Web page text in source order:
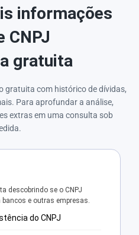
informações
CNPJ
gratuita
gratuita com histórico de dívidas,
Para aprofundar a análise,
extras em uma consulta sob
descobrindo se o CNPJ
e outras empresas.
do CNPJ